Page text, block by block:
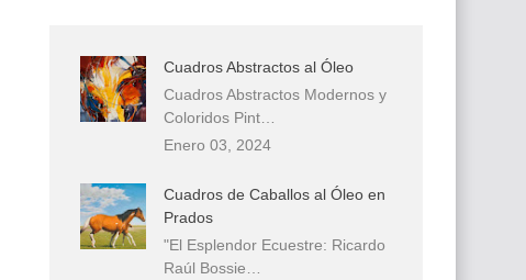
Cuadros Abstractos al Óleo
Cuadros Abstractos Modernos y
Coloridos Pint…
Enero 03, 2024
Cuadros de Caballos al Óleo en
Prados
"El Esplendor Ecuestre: Ricardo
Raúl Bossie…